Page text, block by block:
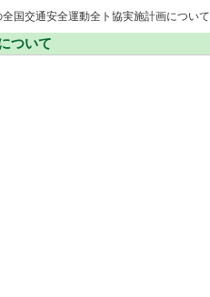
国交通安全運動全ト協実施計画について
ついて